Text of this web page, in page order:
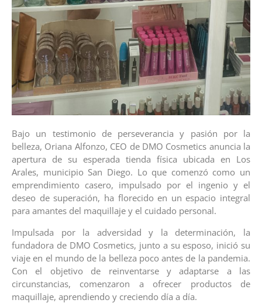
Bajo un testimonio de perseverancia y pasión por la
belleza, Oriana Alfonzo, CEO de DMO Cosmetics anuncia la
apertura de su esperada tienda física ubicada en Los
Arales, municipio San Diego. Lo que comenzó como un
emprendimiento casero, impulsado por el ingenio y el
deseo de superación, ha florecido en un espacio integral
para amantes del maquillaje y el cuidado personal.
Impulsada por la adversidad y la determinación, la
fundadora de DMO Cosmetics, junto a su esposo, inició su
viaje en el mundo de la belleza poco antes de la pandemia.
Con el objetivo de reinventarse y adaptarse a las
circunstancias, comenzaron a ofrecer productos de
maquillaje, aprendiendo y creciendo día a día.